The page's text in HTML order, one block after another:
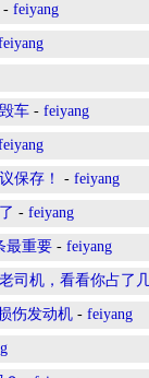
- feiyang
车 - feiyang
保存！ - feiyang
- feiyang
最重要 - feiyang
司机，看看你占了
伤发动机 - feiyang